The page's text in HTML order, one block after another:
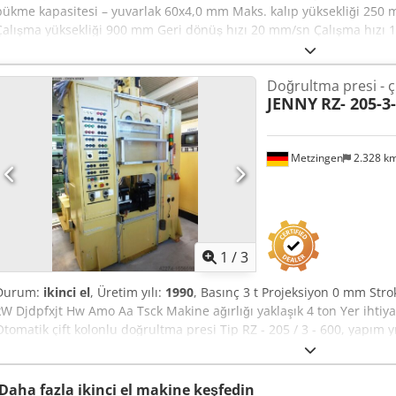
kapasitesi – yuvarlak 60x4,0 mm Maks. kalıp yüksekliği 250
yüksekliği 900 mm Geri dönüş hızı 20 mm/sn Çalışma
Dodpfeyv I Tdox Aa Teck Ağırlık 950 kg Donanım: - otomatik NC
- kalıp tutucu - ayak pedalı dahil - V 63 kalıp - R 5 zımba
1 /3
Metzingen 2.328
Doğrultma presi -
JENNY RZ- 205-
ikinci el, Üretim yılı: 1990, Basınç 3 t Projeksiyon 0 mm
Djdpfxjt Hw Amo Aa Tsck Makine ağırlığı yaklaşık 4 ton Yer
çift kolonlu doğrultma presi Tip RZ - 205 / 3 - 600, yapım
basınç kapasitesi 3 ton Ram stroku yaklaşık 200 mm Montaj
uzunluğu maks. 600 mm Masanın üstündeki merkez
kadar ram hızı 0,02 - 0,17 mm/sn arasında ram hızı Pompa tahriki
Daha fazla ikinci el makine keşfedin